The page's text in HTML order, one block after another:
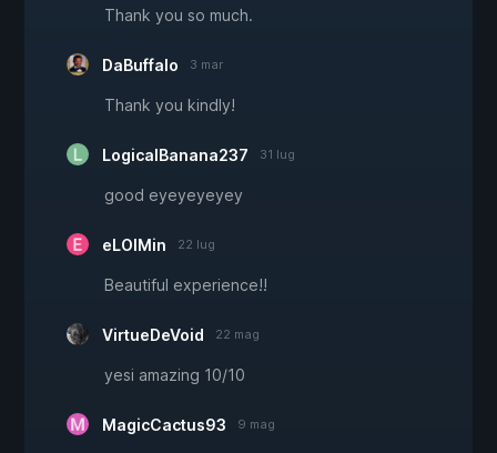
Thank you so much.
DaBuffalo 3 mar
Thank you kindly!
LogicalBanana237 31 lug
good eyeyeyeyey
eLOlMin 22 lug
Beautiful experience!!
VirtueDeVoid 22 mag
yesi amazing 10/10
MagicCactus93 9 mag